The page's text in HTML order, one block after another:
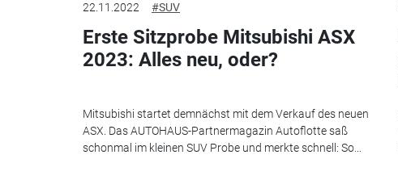
22.11.2022 #SUV
Erste Sitzprobe Mitsubishi ASX
2023: Alles neu, oder?
Mitsubishi startet demnächst mit dem Verkauf des neuen
ASX. Das AUTOHAUS-Partnermagazin Autoflotte saß
schonmal im kleinen SUV Probe und merkte schnell: So...